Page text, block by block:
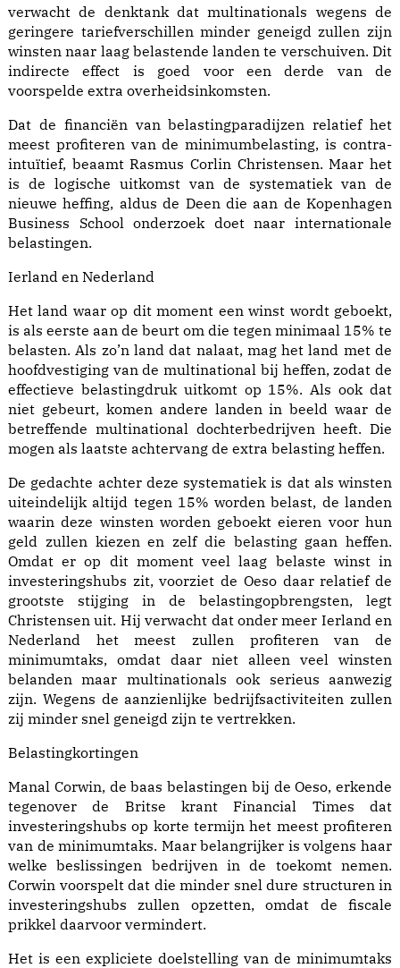
verwacht de denktank dat multinationals wegens de
geringere tariefverschillen minder geneigd zullen zijn
winsten naar laag belastende landen te verschuiven. Dit
indirecte effect is goed voor een derde van de
voorspelde extra overheidsinkomsten.
Dat de financiën van belastingparadijzen relatief het
meest profiteren van de minimumbelasting, is contra-
intuïtief, beaamt Rasmus Corlin Christensen. Maar het
is de logische uitkomst van de systematiek van de
nieuwe heffing, aldus de Deen die aan de Kopenhagen
Business School onderzoek doet naar internationale
belastingen.
Ierland en Nederland
Het land waar op dit moment een winst wordt geboekt,
is als eerste aan de beurt om die tegen minimaal 15% te
belasten. Als zo’n land dat nalaat, mag het land met de
hoofdvestiging van de multinational bij heffen, zodat de
effectieve belastingdruk uitkomt op 15%. Als ook dat
niet gebeurt, komen andere landen in beeld waar de
betreffende multinational dochterbedrijven heeft. Die
mogen als laatste achtervang de extra belasting heffen.
De gedachte achter deze systematiek is dat als winsten
uiteindelijk altijd tegen 15% worden belast, de landen
waarin deze winsten worden geboekt eieren voor hun
geld zullen kiezen en zelf die belasting gaan heffen.
Omdat er op dit moment veel laag belaste winst in
investeringshubs zit, voorziet de Oeso daar relatief de
grootste stijging in de belastingopbrengsten, legt
Christensen uit. Hij verwacht dat onder meer Ierland en
Nederland het meest zullen profiteren van de
minimumtaks, omdat daar niet alleen veel winsten
belanden maar multinationals ook serieus aanwezig
zijn. Wegens de aanzienlijke bedrijfsactiviteiten zullen
zij minder snel geneigd zijn te vertrekken.
Belastingkortingen
Manal Corwin, de baas belastingen bij de Oeso, erkende
tegenover de Britse krant Financial Times dat
investeringshubs op korte termijn het meest profiteren
van de minimumtaks. Maar belangrijker is volgens haar
welke beslissingen bedrijven in de toekomt nemen.
Corwin voorspelt dat die minder snel dure structuren in
investeringshubs zullen opzetten, omdat de fiscale
prikkel daarvoor vermindert.
Het is een expliciete doelstelling van de minimumtaks